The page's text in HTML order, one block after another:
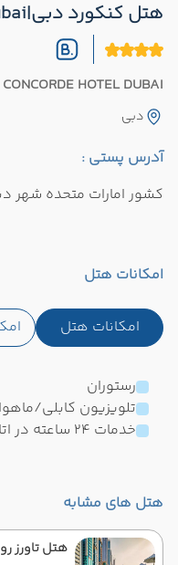
هتل کنکورد دبی|CONCORDE Hotel Dubai
CONCORDE HOTEL DUBAI
دبی
آدرس پستی :
کشور امارات متحده شهر
امکانات هتل
امکانات هتل
رستوران
تلویزیون کابلی/
خدمات 24 ساعته در اتاق
هتل های مشابه
هتل تاورز